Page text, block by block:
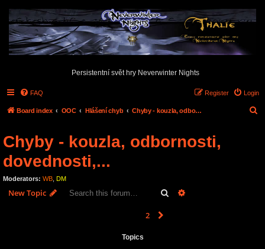
Persistentní svět hry Neverwinter Nights
FAQ Login
Register
Board index OOC Hlášení chyb Chyby - kouzla, odbornosti, dovednosti,...
Chyby - kouzla, odbornosti,
dovednosti,...
Moderators: WB DM
New Topic Search
2
Topics